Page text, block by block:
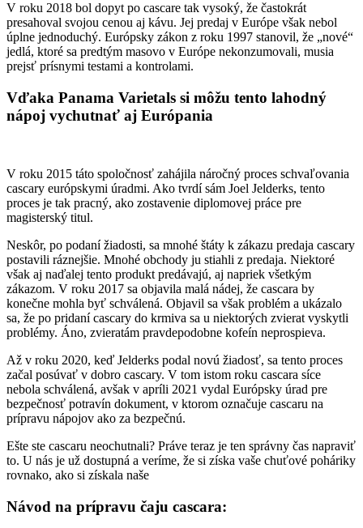
V roku 2018 bol dopyt po cascare tak vysoký, že častokrát
presahoval svojou cenou aj kávu. Jej predaj v Európe však nebol
úplne jednoduchý. Európsky zákon z roku 1997 stanovil, že „nové“
jedlá, ktoré sa predtým masovo v Európe nekonzumovali, musia
prejsť prísnymi testami a kontrolami.
Vďaka Panama Varietals si môžu tento lahodný
nápoj vychutnať aj Európania
V roku 2015 táto spoločnosť zahájila náročný proces schvaľovania
cascary európskymi úradmi. Ako tvrdí sám Joel Jelderks, tento
proces je tak pracný, ako zostavenie diplomovej práce pre
magisterský titul.
Neskôr, po podaní žiadosti, sa mnohé štáty k zákazu predaja cascary
postavili ráznejšie. Mnohé obchody ju stiahli z predaja. Niektoré
však aj naďalej tento produkt predávajú, aj napriek všetkým
zákazom. V roku 2017 sa objavila malá nádej, že cascara by
konečne mohla byť schválená. Objavil sa však problém a ukázalo
sa, že po pridaní cascary do krmiva sa u niektorých zvierat vyskytli
problémy. Áno, zvieratám pravdepodobne kofeín neprospieva.
Až v roku 2020, keď Jelderks podal novú žiadosť, sa tento proces
začal posúvať v dobro cascary. V tom istom roku cascara síce
nebola schválená, avšak v apríli 2021 vydal Európsky úrad pre
bezpečnosť potravín dokument, v ktorom označuje cascaru na
prípravu nápojov ako za bezpečnú.
Ešte ste cascaru neochutnali? Práve teraz je ten správny čas napraviť
to. U nás je už dostupná a veríme, že si získa vaše chuťové poháriky
rovnako, ako si získala naše
Návod na prípravu čaju cascara: